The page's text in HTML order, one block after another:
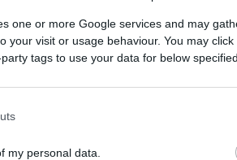
one or more Google services and may
your visit or usage behaviour. You may
tags to use your data for below
my personal data.
bármilyen szinten
vagy a sokadik olcsó
kevesebben
ennél sokkal
és puskaporos
a pórázon